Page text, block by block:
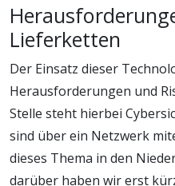
Lieferketten
Der Einsatz dieser
Herausforderungen und
Stelle steht hierbei
sind über ein Netzwerk
dieses Thema in den
darüber haben wir erst